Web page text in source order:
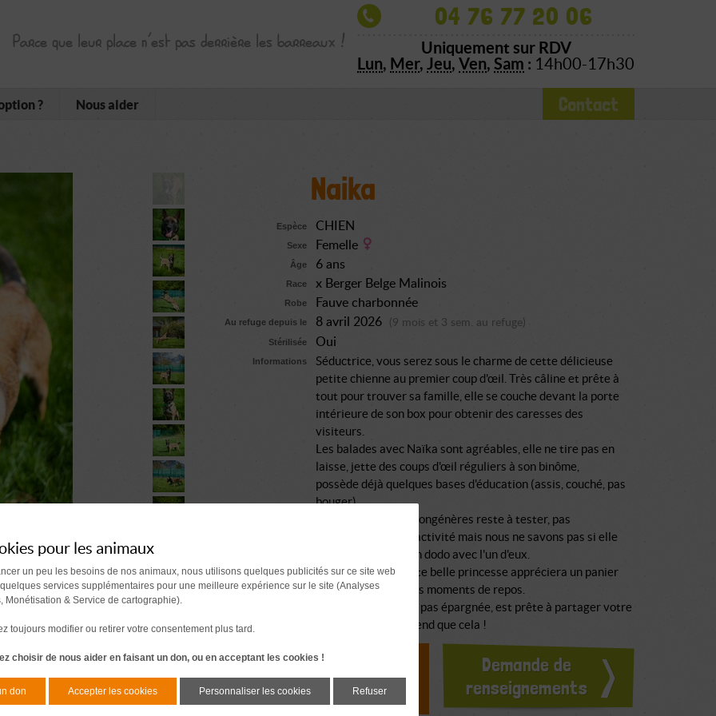
Parce que leur place n’est pas derrière les barreaux !
04 76 77 20 06
Uniquement sur RDV
Lun, Mer, Jeu, Ven, Sam : 14h00-17h30
? Nous aider Contact
Naika
Espèce CHIEN
Sexe Femelle
Âge 6 ans
Race x Berger Belge Malinois
Robe Fauve charbonnée
Au refuge depuis le 8 avril 2026 (9 mois et 3 sem. au refuge)
Stérilisée Oui
Informations
Séductrice, vous serez sous le charme de cette délicieuse
petite chienne au premier coup d'œil. Très câline et prête à
tout pour trouver sa famille, elle se couche devant la porte
intérieure de son box pour obtenir des caresses des
visiteurs.
Les balades avec Naïka sont agréables, elle ne tire pas en
laisse, jette des coups d'œil réguliers à son binôme,
possède déjà quelques bases d'éducation (assis, couché, pas
bouger)...
L'entente avec ses congénères reste à tester, pas
spécialement de réactivité mais nous ne savons pas si elle
aimera partager son dodo avec l'un d'eux.
Chose certaine, cette belle princesse appréciera un panier
bien douillet pour les moments de repos.
Naïka, que la vie n'a pas épargnée, est prête à partager votre
quotidien, elle n'attend que cela !
Comment se passe une adoption ?
Document à signer 7 jours
avant l'adoption
Demande de
renseignements
pour les animaux
un peu les besoins de nos animaux, nous utilisons quelques publicités sur ce site web
services supplémentaires pour une meilleure expérience sur le site (Analyses
Monétisation & Service de cartographie).
toujours modifier ou retirer votre consentement plus tard.
choisir de nous aider en faisant un don, ou en acceptant les cookies !
don Accepter les cookies Personnaliser les cookies Refuser